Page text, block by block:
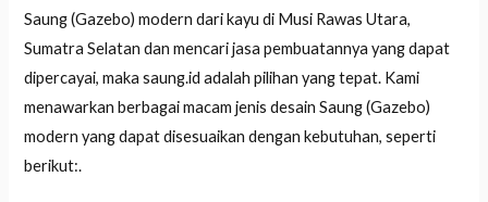
Saung (Gazebo) modern dari kayu di Musi Rawas Utara,
Sumatra Selatan dan mencari jasa pembuatannya yang dapat
dipercayai, maka saung.id adalah pilihan yang tepat. Kami
menawarkan berbagai macam jenis desain Saung (Gazebo)
modern yang dapat disesuaikan dengan kebutuhan, seperti
berikut:.